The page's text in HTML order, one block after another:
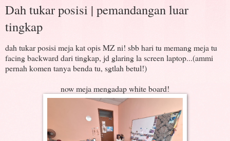
Dah tukar posisi | pemandangan luar
tingkap
dah tukar posisi meja kat opis MZ ni! sbb hari tu memang meja tu
facing backward dari tingkap, jd glaring la screen laptop...(ammi
pernah komen tanya benda tu, sgtlah betul!)
now meja mengadap white board!